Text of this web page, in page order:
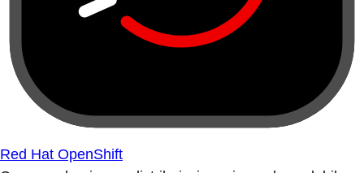
Red Hat OpenShift